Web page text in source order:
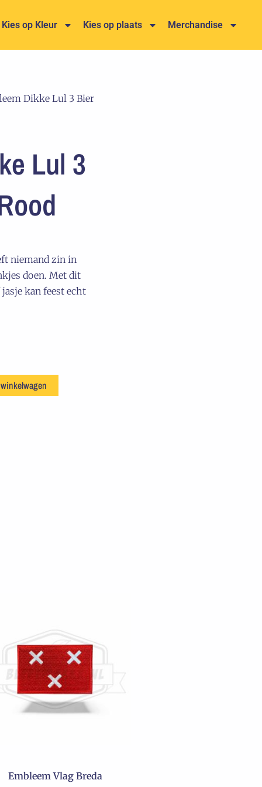
Kies op Kleur Kies op plaats Merchandise
Dikke Lul 3 Bier
Lul 3
niemand zin in
doen. Met dit
kan feest echt
Embleem Vlag Breda